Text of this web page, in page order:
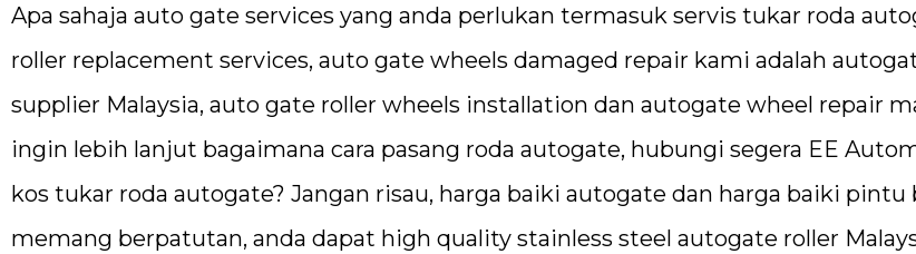
Apa sahaja auto gate services yang anda perlukan termasuk servis tukar roda
roller replacement services, auto gate wheels damaged repair kami adalah
supplier Malaysia, auto gate roller wheels installation dan autogate wheel repair
ingin lebih lanjut bagaimana cara pasang roda autogate, hubungi segera EE
kos tukar roda autogate? Jangan risau, harga baiki autogate dan harga baiki pintu
memang berpatutan, anda dapat high quality stainless steel autogate roller